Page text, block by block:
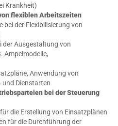
Krankheit)
flexiblen Arbeitszeiten
bei der Flexibilisierung von
der Ausgestaltung von
Ampelmodelle,
Anwendung von
und Dienstarten
bei der Steuerung
die Erstellung von Einsatzplänen
für die Durchführung der